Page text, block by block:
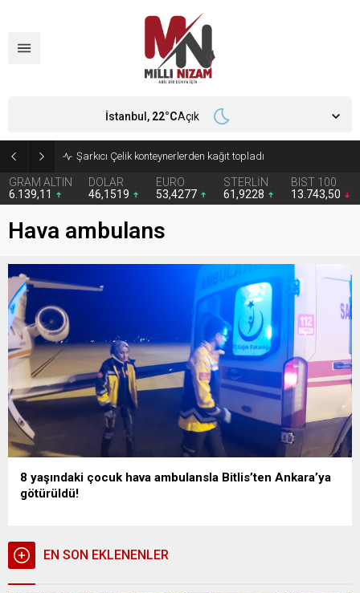
İran 2 ülkeyi birden vurdu
GRAM ALTIN
6.139,11
DOLAR
46,1519
EURO
53,4277
STERLİN
61,9228
BIST 100
13.743,50
İstanbul, 22°CAçık
Hava ambulans
8 yaşındaki çocuk hava ambulansla Bitlis’ten Ankara’ya
götürüldü!
EN SON EKLENENLER